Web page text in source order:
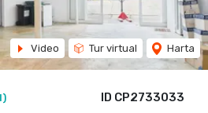
ID CP2733033
Video Tur virtual Harta